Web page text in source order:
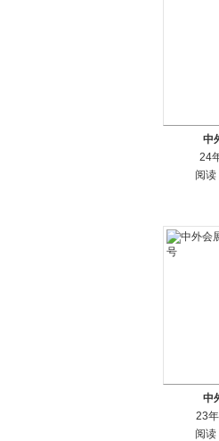
中
24
阅读
中
23
阅读